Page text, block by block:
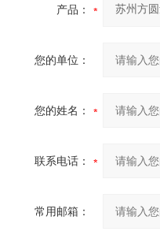
产品：
您的单位：
您的姓名：
联系电话：
常用邮箱：